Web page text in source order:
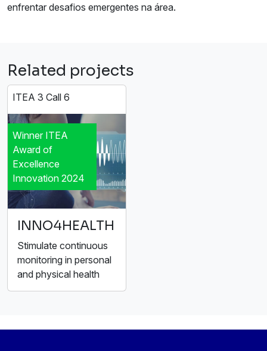
enfrentar desafios emergentes na área.
Related projects
ITEA 3 Call 6
Winner ITEA
Award of
Excellence
Innovation 2024
INNO4HEALTH
Stimulate continuous
monitoring in personal
and physical health